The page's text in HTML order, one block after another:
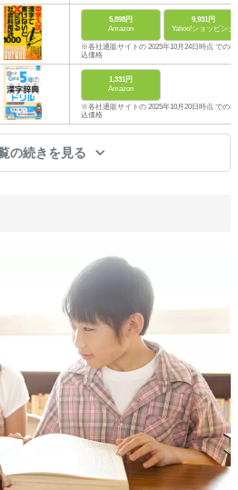
5,898円
Amazon
9,931円
Yahoo!ショッピング
※各社通販サイトの 2025年10月24日時点 での税
込価格
1,331円
Amazon
※各社通販サイトの 2025年10月20日時点 での税
込価格
の続きを見る